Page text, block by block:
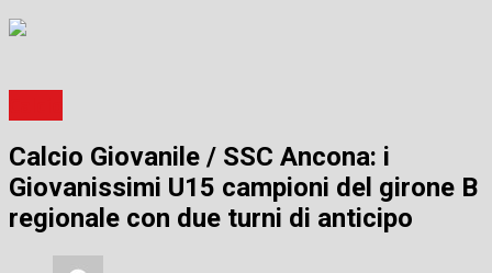
Calcio Giovanile / SSC Ancona: i
Giovanissimi U15 campioni del girone B
regionale con due turni di anticipo